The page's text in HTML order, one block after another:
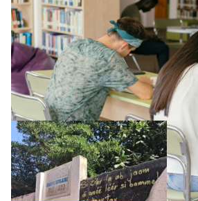
promesse républicaine
11 juillet 2026-
Le projet de loi sur la régulation de
supérieur privé met en lumière
qui relègue l’acte pédagogique au
Lire la suite →